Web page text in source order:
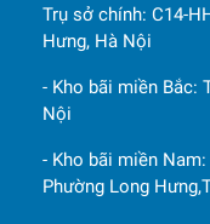
Trụ sở chính: C14-
Hưng, Hà Nội
- Kho bãi miền Bắc:
Nội
- Kho bãi miền
Phường Long